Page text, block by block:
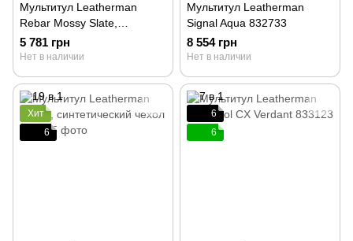
Мультитул Leatherman
Rebar Mossy Slate,
нейлоновый чехол 833315
5 781 грн
Нет в наличии
Мультитул Leatherman
Signal Aqua 832733
8 554 грн
Нет в наличии
Хит
6
6
6